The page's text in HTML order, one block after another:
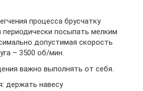
процесса брусчатку
периодически посыпать мелким
допустимая скорость
– 3500 об/мин.
важно выполнять от себя.
держать навесу